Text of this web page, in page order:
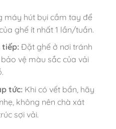
máy hút bụi cầm tay để
ghế ít nhất 1 lần/tuần.
tiếp:Đặt ghế ở nơi tránh
vệ màu sắc của vải
tức:Khi có vết bẩn, hãy
không nên chà xát
sợi vải.